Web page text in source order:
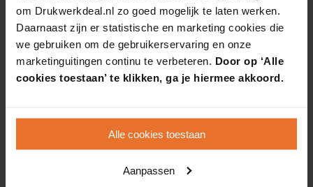
om Drukwerkdeal.nl zo goed mogelijk te laten werken.
Daarnaast zijn er statistische en marketing cookies die
we gebruiken om de gebruikerservaring en onze
marketinguitingen continu te verbeteren. Door op ‘Alle
cookies toestaan’ te klikken, ga je hiermee akkoord.
Alle cookies toestaan
Aanpassen